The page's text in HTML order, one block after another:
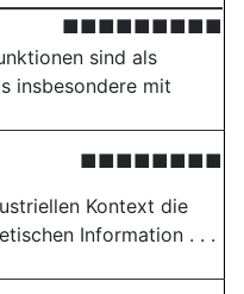
■■■■■■■■■
sind als
insbesondere mit
■■■■■■■■
Kontext die
Information . . .